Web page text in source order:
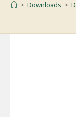
> Downloads >